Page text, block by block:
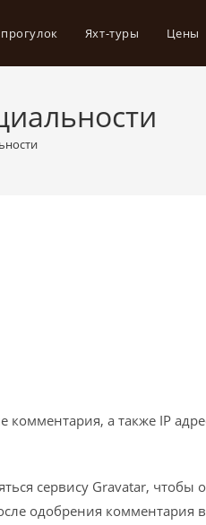
Яхт-туры Цены
а также IP
сервису Gravatar, чтобы
одобрения комментария